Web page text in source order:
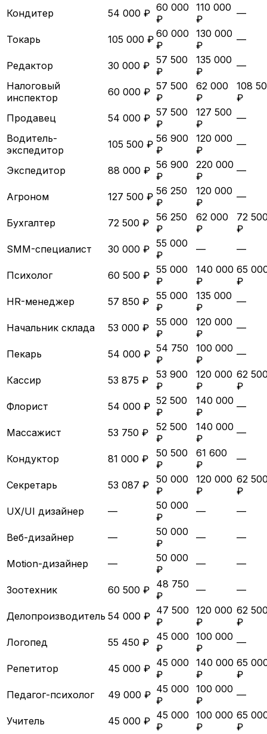
Кондитер 54 000 ₽ 60 000
₽
110 000
₽
—
Токарь 105 000 ₽ 60 000
₽
130 000
₽
—
Редактор 30 000 ₽ 57 500
₽
135 000
₽
—
Налоговый
инспектор
60 000 ₽ 57 500
₽
62 000
₽
108
₽
Продавец
54 000 ₽ 57 500
₽
127 500
₽
—
Водитель-
экспедитор
105 500 ₽ 56 900
₽
120 000
₽
—
Экспедитор 88 000 ₽ 56 900
₽
220 000
₽
—
Агроном 127 500 ₽ 56 250
₽
120 000
₽
—
Бухгалтер 72 500 ₽ 56 250
₽
62 000
₽
72
₽
SMM-специалист
30 000 ₽ 55 000
₽
— —
Психолог 60 500 ₽ 55 000
₽
140 000
₽
65
₽
HR-менеджер
57 850 ₽ 55 000
₽
135 000
₽
—
Начальник склада 53 000 ₽ 55 000
₽
120 000
₽
—
Пекарь 54 000 ₽ 54 750
₽
100 000
₽
—
Кассир 53 875 ₽
53 900
₽
120 000
₽
62
₽
Флорист
54 000 ₽ 52 500
₽
140 000
₽
—
Массажист 53 750 ₽
52 500
₽
140 000
₽
—
Кондуктор 81 000 ₽
50 500
₽
61 600
₽
—
Секретарь 53 087 ₽ 50 000
₽
120 000
₽
62
₽
UX/UI дизайнер
—
50 000
₽
— —
Веб-дизайнер —
50 000
₽
— —
Motion-дизайнер —
50 000
₽
— —
Зоотехник 60 500 ₽ 48 750
₽
— —
Делопроизводитель 54 000 ₽ 47 500
₽
120 000
₽
62
₽
Логопед
55 450 ₽
45 000
₽
100 000
₽
—
Репетитор 45 000 ₽ 45 000
₽
140 000
₽
65
₽
Педагог-психолог
49 000 ₽ 45 000
₽
100 000
₽
—
Учитель 45 000 ₽ 45 000
₽
100 000
₽
65
₽